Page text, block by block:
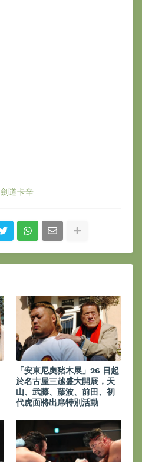
劍道卡辛
「安東尼奧豬木展」26 日起
於名古屋三越盛大開展，天
山、武藤、藤波、前田、初
代虎面將出席特別活動